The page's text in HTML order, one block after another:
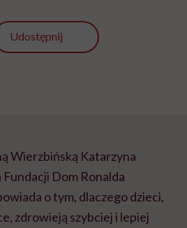
Udostępnij
Wierzbińską Katarzyna
Dom Ronalda
o tym, dlaczego dzieci,
zdrowieją szybciej i lepiej